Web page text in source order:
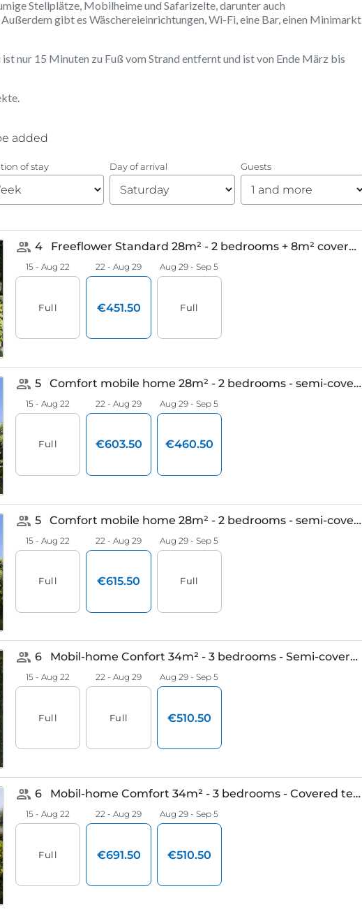
Stellplätze, Mobilheime und Safarizelte, darunter auch
gibt es Wäschereieinrichtungen, Wi-Fi, eine Bar, einen Minimarkt
nur 15 Minuten zu Fuß vom Strand entfernt und ist von Ende März bis